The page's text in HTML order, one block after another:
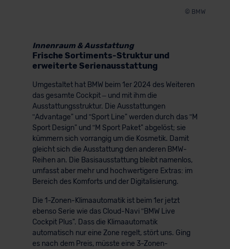
© BMW
Innenraum & Ausstattung
Frische Sortiments-Struktur und
erweiterte Serienausstattung
Umgestaltet hat BMW beim 1er 2024 des Weiteren
das gesamte Cockpit – und mit ihm die
Ausstattungsstruktur. Die Ausstattungen
ʺAdvantage" und ʺSport Line" werden durch das ʺM
Sport Design" und ʺM Sport Paket" abgelöst; sie
kümmern sich vorrangig um die Kosmetik. Damit
gleicht sich die Ausstattung den anderen BMW-
Reihen an. Die Basisausstattung bleibt namenlos,
umfasst aber mehr und hochwertigere Extras: im
Bereich des Komforts und der Digitalisierung.
Die 1-Zonen-Klimaautomatik ist beim 1er jetzt
ebenso Serie wie das Cloud-Navi ʺBMW Live
Cockpit Plus". Dass die Klimaautomatik
automatisch nur eine Zone regelt, stört uns. Ging
es nach dem Preis, müsste eine 3-Zonen-